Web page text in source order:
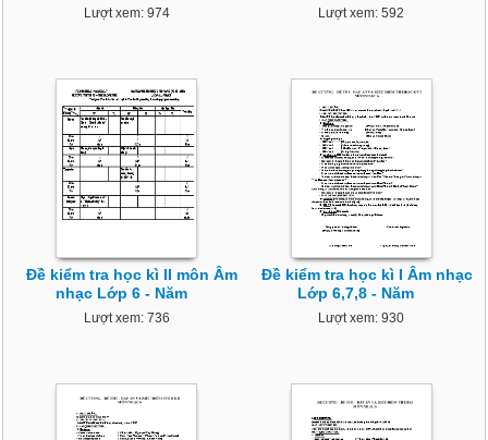
Lượt xem: 974 Lượt xem: 592
Đề kiểm tra học kì II môn Âm
nhạc Lớp 6 - Năm
Lượt xem: 736
Đề kiểm tra học kì I Âm nhạc
Lớp 6,7,8 - Năm
Lượt xem: 930